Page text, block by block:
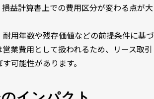
益計算書上での費用区分が変わる点が大
用年数や残存価値などの前提条件に基づ
業費用として扱われるため、リース取引
可能性があります。